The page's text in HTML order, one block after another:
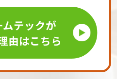
ムテックが
由はこちら